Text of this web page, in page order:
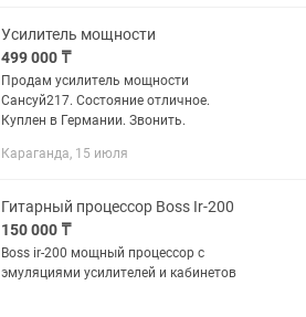
Усилитель мощности
499 000 ₸
Продам усилитель мощности
Сансуй217. Состояние отличное.
Куплен в Германии. Звонить.
Караганда, 15 июля
Гитарный процессор Boss Ir-200
150 000 ₸
Boss ir-200 мощный процессор с
эмуляциями усилителей и кабинетов